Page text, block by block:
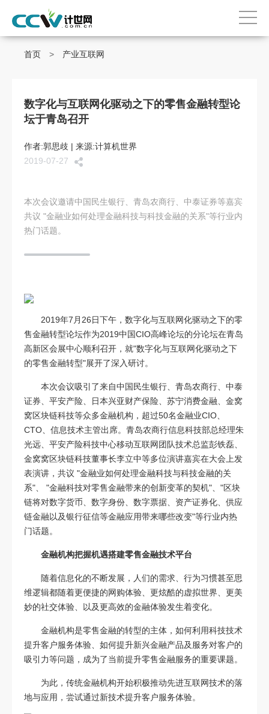
首页 > 产业互联网
数字化与互联网化驱动之下的零售金融转型论
坛于青岛召开
作者:郭思歧 | 来源:计算机世界
2019-07-27
本次会议邀请中国民生银行、青岛农商行、中泰证券等嘉宾
共议 "金融业如何处理金融科技与科技金融的关系"等行业内
热门话题。
2019年7月26日下午，数字化与互联网化驱动之下的零
售金融转型论坛作为2019中国CIO高峰论坛的分论坛在青岛
高新区会展中心顺利召开，就"数字化与互联网化驱动之下
的零售金融转型"展开了深入研讨。
本次会议吸引了来自中国民生银行、青岛农商行、中泰
证券、平安产险、日本兴亚财产保险、苏宁消费金融、金窝
窝区块链科技等众多金融机构，超过50名金融业CIO、
CTO、信息技术主管出席。青岛农商行信息科技部总经理朱
光远、平安产险科技中心移动互联网团队技术总监彭铁磊、
金窝窝区块链科技董事长李立中等多位演讲嘉宾在大会上发
表演讲，共议 "金融业如何处理金融科技与科技金融的关
系"、 "金融科技对零售金融带来的创新变革的契机"、"区块
链将对数字货币、数字身份、数字票据、资产证券化、供应
链金融以及银行征信等金融应用带来哪些改变"等行业内热
门话题。
金融机构把握机遇搭建零售金融技术平台
随着信息化的不断发展，人们的需求、行为习惯甚至思
维逻辑都随着更便捷的网购体验、更炫酷的虚拟世界、更美
妙的社交体验、以及更高效的金融体验发生着变化。
金融机构是零售金融的转型的主体，如何利用科技技术
提升客户服务体验、如何提升新兴金融产品及服务对客户的
吸引力等问题，成为了当前提升零售金融服务的重要课题。
为此，传统金融机构开始积极推动先进互联网技术的落
地与应用，尝试通过新技术提升客户服务体验。